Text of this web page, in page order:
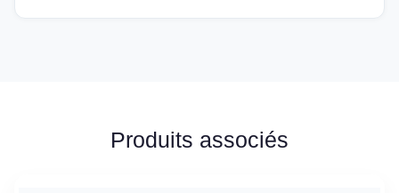
Produits associés